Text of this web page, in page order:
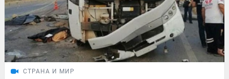
СТРАНА И МИР